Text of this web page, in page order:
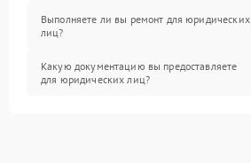
Выполняете ли вы ремонт для юридических
лиц?
Какую документацию вы предоставляете
для юридических лиц?